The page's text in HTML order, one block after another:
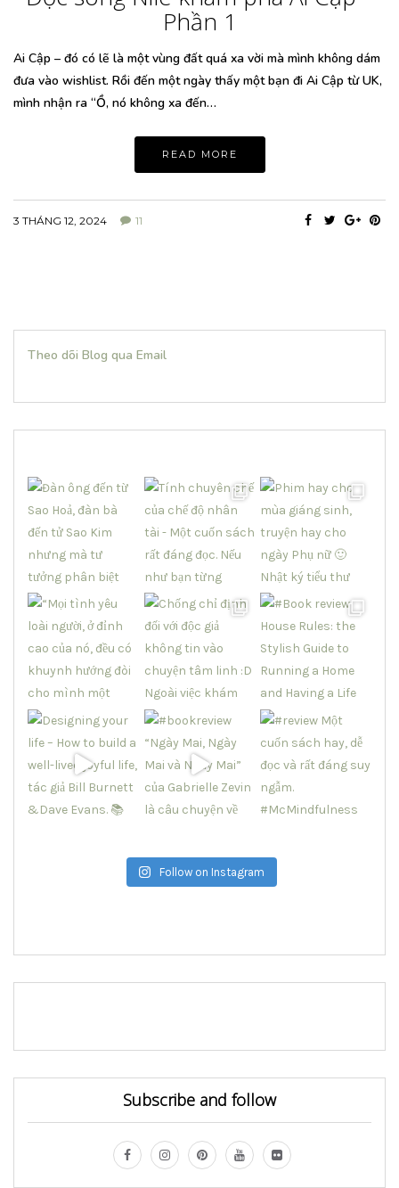
Phần 1
Ai Cập – đó có lẽ là một vùng đất quá xa vời mà mình không dám
đưa vào wishlist. Rồi đến một ngày thấy một bạn đi Ai Cập từ UK,
mình nhận ra “Ồ, nó không xa đến…
READ MORE
3 THÁNG 12, 2024 11
Theo dõi Blog qua Email
Follow on Instagram
Subscribe and follow